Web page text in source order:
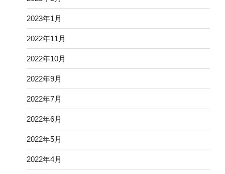
2023年1月
2022年11月
2022年10月
2022年9月
2022年7月
2022年6月
2022年5月
2022年4月